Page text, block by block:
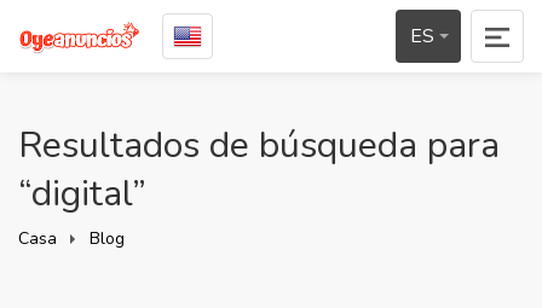
ES
Resultados de búsqueda para
“digital”
Casa Blog